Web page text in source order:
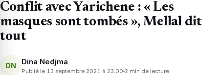
Conflit avec Yarichene : « Les
masques sont tombés », Mellal dit
tout
DN Dina Nedjma
Publié le 13 septembre 2021 à 23:00 2 min de lecture